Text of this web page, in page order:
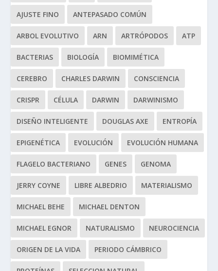
AJUSTE FINO ANTEPASADO COMÚN
ARBOL EVOLUTIVO ARN ARTRÓPODOS ATP
BACTERIAS BIOLOGÍA BIOMIMÉTICA
CEREBRO CHARLES DARWIN CONSCIENCIA
CRISPR CÉLULA DARWIN DARWINISMO
DISEÑO INTELIGENTE DOUGLAS AXE ENTROPÍA
EPIGENÉTICA EVOLUCIÓN EVOLUCIÓN HUMANA
FLAGELO BACTERIANO GENES GENOMA
JERRY COYNE LIBRE ALBEDRIO MATERIALISMO
MICHAEL BEHE MICHAEL DENTON
MICHAEL EGNOR NATURALISMO NEUROCIENCIA
ORIGEN DE LA VIDA PERIODO CÁMBRICO